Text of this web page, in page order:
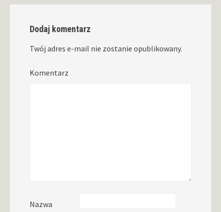
Dodaj komentarz
Twój adres e-mail nie zostanie opublikowany.
Komentarz
Nazwa